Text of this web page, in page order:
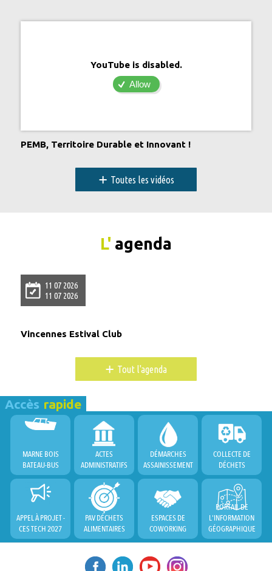
YouTube is disabled.
Allow
PEMB, Territoire Durable et Innovant !
+ Toutes les vidéos
L' agenda
11 07 2026
11 07 2026
Vincennes Estival Club
+ Tout l'agenda
Accès rapide
MARNE BOIS
BATEAU-BUS
ACTES
ADMINISTRATIFS
DÉMARCHES
ASSAINISSEMENT
COLLECTE DE
DÉCHETS
APPEL À PROJET -
CES TECH 2027
PAV DÉCHETS
ALIMENTAIRES
ESPACES DE
COWORKING
PORTAIL DE
L'INFORMATION
GÉOGRAPHIQUE